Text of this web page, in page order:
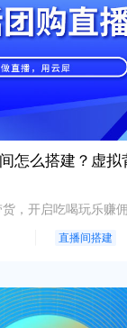
怎么搭建？虚拟
，开启吃喝玩乐赚
直播间搭建